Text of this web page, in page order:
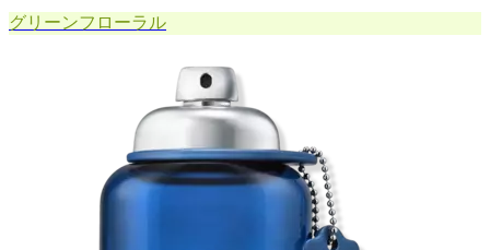
グリーンフローラル